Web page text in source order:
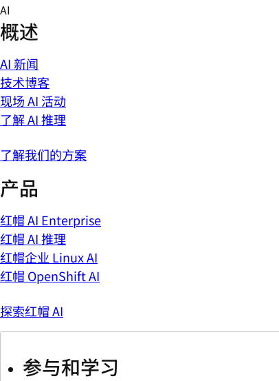
Skip
to
content
AI
概述
AI 新闻
技术博客
现场 AI 活动
了解 AI 推理
了解我们的方案
产品
红帽 AI Enterprise
红帽 AI 推理
红帽企业 Linux AI
红帽 OpenShift AI
探索红帽 AI
参与和学习